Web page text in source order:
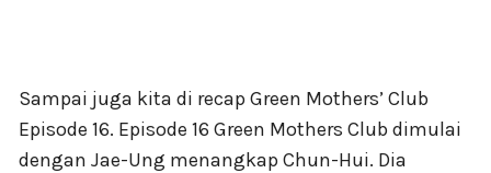
Sampai juga kita di recap Green Mothers’ Club
Episode 16. Episode 16 Green Mothers Club dimulai
dengan Jae-Ung menangkap Chun-Hui. Dia